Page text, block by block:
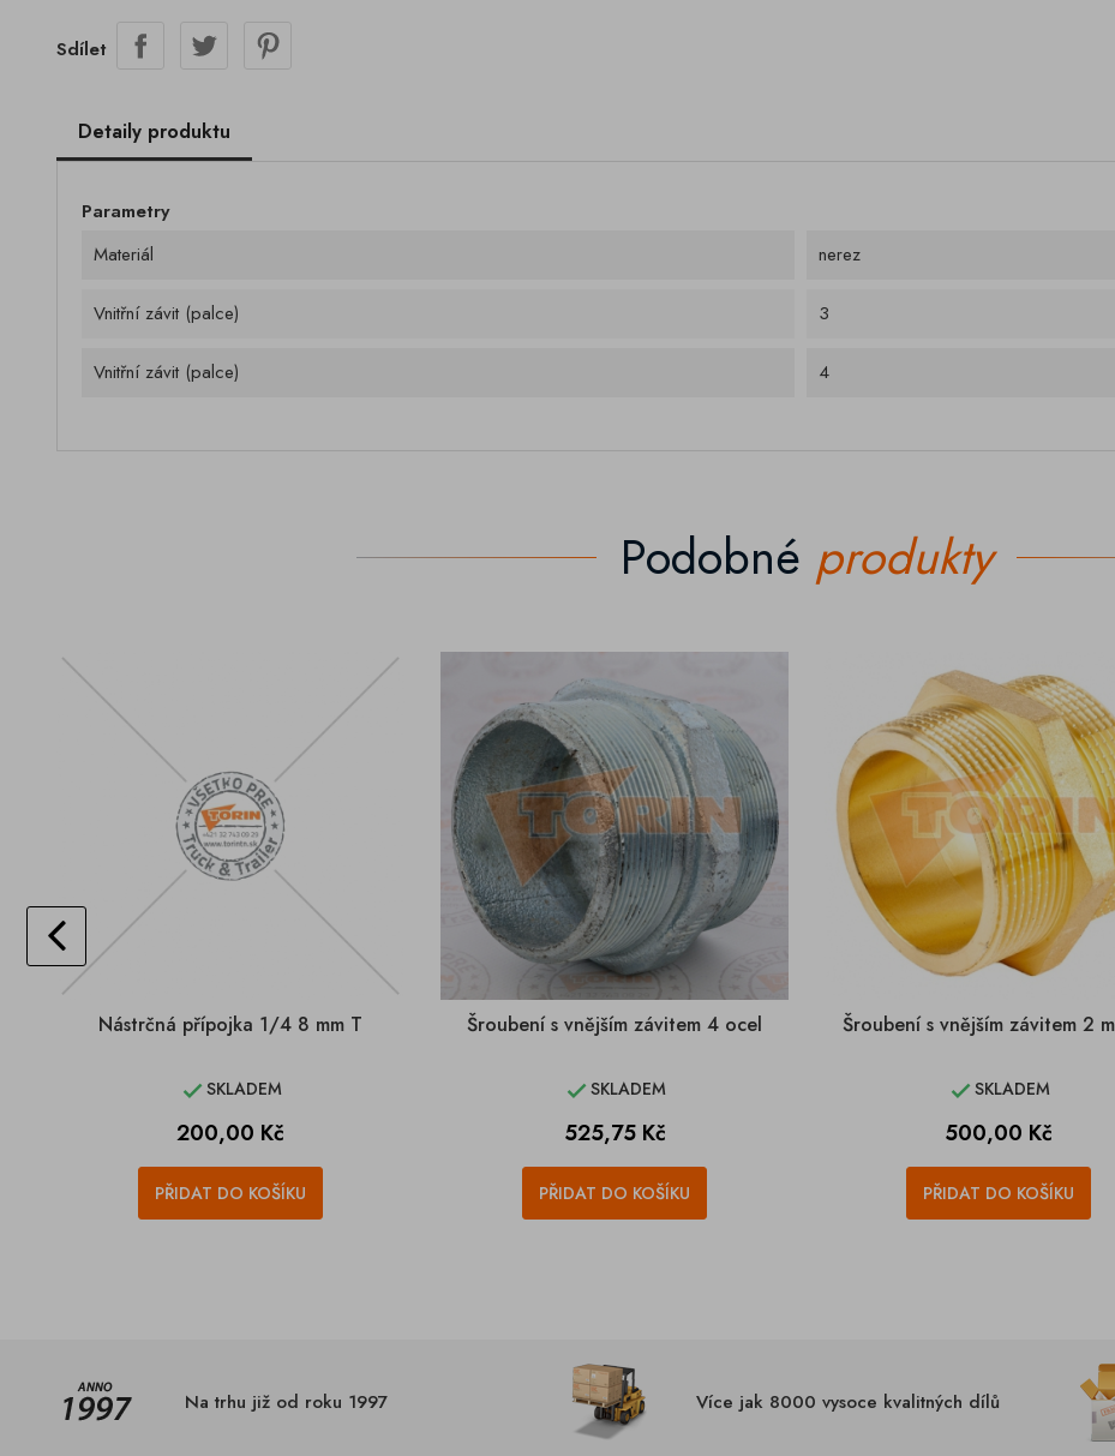
Sdílet
Detaily produktu
Parametry
Materiál
nerez
Vnitřní závit (palce) 3
Vnitřní závit (palce) 4
Podobné produkty
Nástrčná přípojka 1/4 8 mm T
SKLADEM
Cena
200,00 Kč
PŘIDAT DO KOŠÍKU
Šroubení s vnějším závitem 4 ocel
SKLADEM
Cena
525,75 Kč
PŘIDAT DO KOŠÍKU
Šroubení s vnějším závitem 2
SKLADEM
Cena
500,00 Kč
PŘIDAT DO KOŠÍKU
Na trhu již od roku 1997 Více jak 8000 vysoce kvalitných dílů